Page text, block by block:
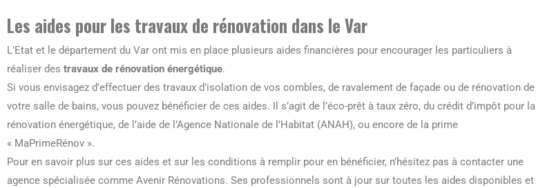
Les aides pour les travaux de rénovation dans le Var
L’Etat et le département du Var ont mis en place plusieurs aides financières pour encourager les particuliers à
réaliser des travaux de rénovation énergétique.
Si vous envisagez d’effectuer des travaux d’isolation de vos combles, de ravalement de façade ou de rénovation de
votre salle de bains, vous pouvez bénéficier de ces aides. Il s’agit de l’éco-prêt à taux zéro, du crédit d’impôt pour la
rénovation énergétique, de l’aide de l’Agence Nationale de l’Habitat (ANAH), ou encore de la prime
« MaPrimeRénov ».
Pour en savoir plus sur ces aides et sur les conditions à remplir pour en bénéficier, n’hésitez pas à contacter une
agence spécialisée comme Avenir Rénovations. Ses professionnels sont à jour sur toutes les aides disponibles et